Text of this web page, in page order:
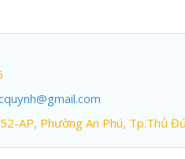
AP, Phường An Phú, Tp.Thủ